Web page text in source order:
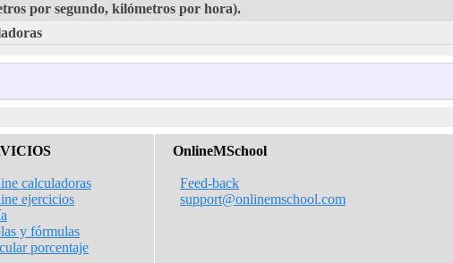
por segundo, kilómetros por hora).
calculadoras
ejercicios
y fórmulas
porcentaje
OnlineMSchool
Feed-back
support@onlinemschool.com